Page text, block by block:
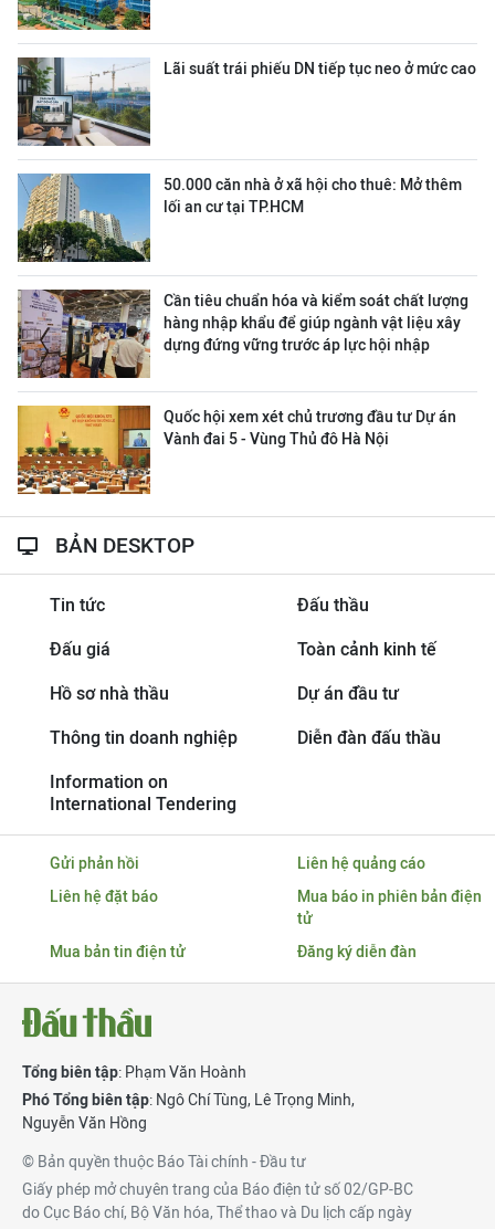
Lãi suất trái phiếu DN tiếp tục neo ở mức cao
50.000 căn nhà ở xã hội cho thuê: Mở thêm
lối an cư tại TP.HCM
Cần tiêu chuẩn hóa và kiểm soát chất lượng
hàng nhập khẩu để giúp ngành vật liệu xây
dựng đứng vững trước áp lực hội nhập
Quốc hội xem xét chủ trương đầu tư Dự án
Vành đai 5 - Vùng Thủ đô Hà Nội
BẢN DESKTOP
Tin tức Đấu thầu
Đấu giá Toàn cảnh kinh tế
Hồ sơ nhà thầu Dự án đầu tư
Thông tin doanh nghiệp Diễn đàn đấu thầu
Information on
International Tendering
Gửi phản hồi
Liên hệ quảng cáo
Liên hệ đặt báo
Mua báo in phiên bản điện
tử
Mua bản tin điện tử
Đăng ký diễn đàn
Tổng biên tập: Phạm Văn Hoành
Phó Tổng biên tập: Ngô Chí Tùng, Lê Trọng Minh,
Nguyễn Văn Hồng
© Bản quyền thuộc Báo Tài chính - Đầu tư
Giấy phép mở chuyên trang của Báo điện tử số 02/GP-BC
do Cục Báo chí, Bộ Văn hóa, Thể thao và Du lịch cấp ngày